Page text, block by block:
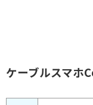
ケーブルスマホ